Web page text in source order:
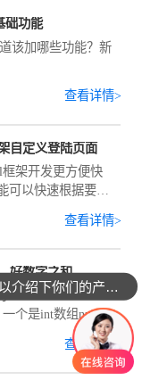
础功能
该加哪些功能？新
查看详情>
自定义登陆页面
框架开发更方便快
可以快速根据要求
器、Repeater、
种类
查看详情>
好数字之和
个是int数组nums
求出如果nums[i]大
之为
查看详情>